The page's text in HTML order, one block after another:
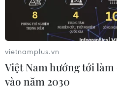
ngoài.
vietnamplus.vn
Việt Nam hướng tới
vào năm 2030